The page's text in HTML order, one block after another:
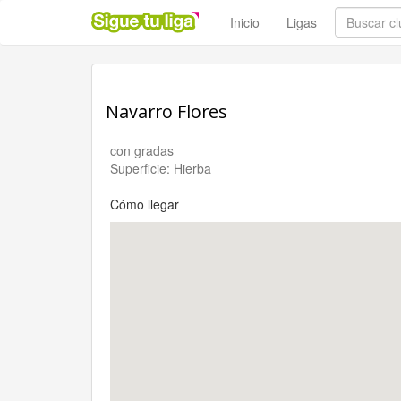
Inicio Ligas
Navarro Flores
con gradas
Superficie: Hierba
Cómo llegar